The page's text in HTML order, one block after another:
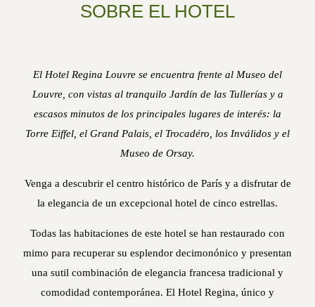
SOBRE EL HOTEL
El Hotel Regina Louvre se encuentra frente al Museo del
Louvre, con vistas al tranquilo Jardín de las Tullerías y a
escasos minutos de los principales lugares de interés: la
Torre Eiffel, el Grand Palais, el Trocadéro, los Inválidos y el
Museo de Orsay.
Venga a descubrir el centro histórico de París y a disfrutar de
la elegancia de un excepcional hotel de cinco estrellas.
Todas las habitaciones de este hotel se han restaurado con
mimo para recuperar su esplendor decimonónico y presentan
una sutil combinación de elegancia francesa tradicional y
comodidad contemporánea. El Hotel Regina, único y